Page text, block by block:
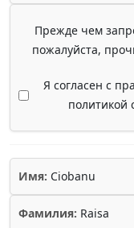
Прежде чем
пожалуйста,
Я согласен с
политикой
Имя: Ciobanu
Фамилия: Raisa